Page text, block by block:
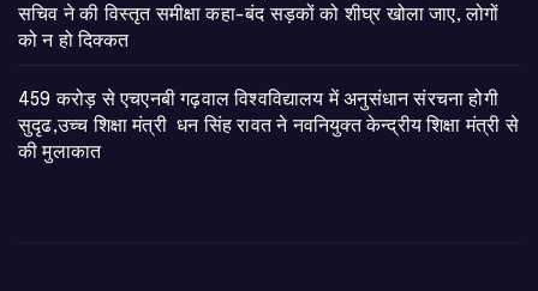
सचिव ने की विस्तृत समीक्षा कहा-बंद सड़कों को शीघ्र खोला जाए, लोगों
को न हो दिक्कत
459 करोड़ से एचएनबी गढ़वाल विश्वविद्यालय में अनुसंधान संरचना होगी
सुदृढ,उच्च शिक्षा मंत्री धन सिंह रावत ने नवनियुक्त केन्द्रीय शिक्षा मंत्री से
की मुलाकात